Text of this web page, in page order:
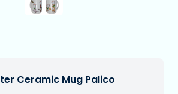
Ceramic Mug Palico